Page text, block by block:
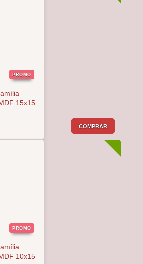
PROMO
15x15
COMPRAR
PROMO
10x15